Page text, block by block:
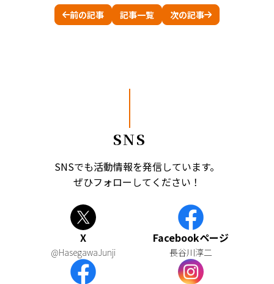
前の記事 記事一覧 次の記事
SNS
SNSでも活動情報を発信しています。
ぜひフォローしてください！
X
@HasegawaJunji
Facebookページ
長谷川淳二